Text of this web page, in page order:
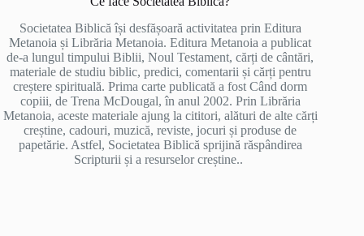
Societatea Biblică își desfășoară activitatea prin Editura
Metanoia și Librăria Metanoia. Editura Metanoia a publicat
de-a lungul timpului Biblii, Noul Testament, cărți de cântări,
materiale de studiu biblic, predici, comentarii și cărți pentru
creștere spirituală. Prima carte publicată a fost Când dorm
copiii, de Trena McDougal, în anul 2002. Prin Librăria
Metanoia, aceste materiale ajung la cititori, alături de alte cărți
creștine, cadouri, muzică, reviste, jocuri și produse de
papetărie. Astfel, Societatea Biblică sprijină răspândirea
Scripturii și a resurselor creștine..